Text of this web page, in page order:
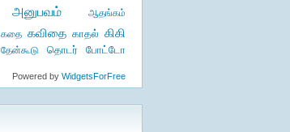
அனுபவம் ஆதங்கம்
கதை கவிதை காதல் கிகி
தேன்கூடு தொடர் போட்டோ
Powered by WidgetsForFree